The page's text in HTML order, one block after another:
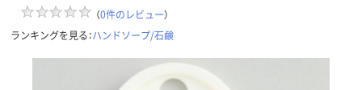
（0件のレビュー）
ランキングを見る：ハンドソープ/石鹸